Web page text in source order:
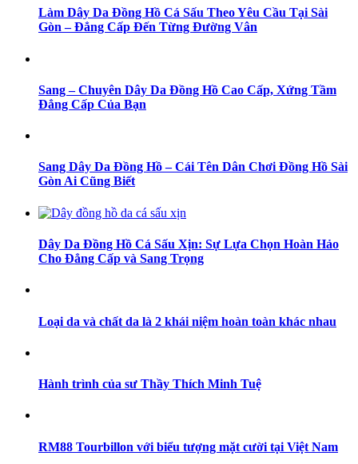
Làm Dây Da Đồng Hồ Cá Sấu Theo Yêu Cầu Tại Sài
Gòn – Đẳng Cấp Đến Từng Đường Vân
Sang – Chuyên Dây Da Đồng Hồ Cao Cấp, Xứng Tầm
Đẳng Cấp Của Bạn
Sang Dây Da Đồng Hồ – Cái Tên Dân Chơi Đồng Hồ Sài
Gòn Ai Cũng Biết
Dây Da Đồng Hồ Cá Sấu Xịn: Sự Lựa Chọn Hoàn Hảo
Cho Đẳng Cấp và Sang Trọng
Loại da và chất da là 2 khái niệm hoàn toàn khác nhau
Hành trình của sư Thầy Thích Minh Tuệ
RM88 Tourbillon với biểu tượng mặt cười tại Việt Nam